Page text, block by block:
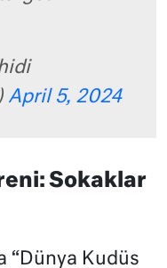
April 5, 2024
Sokaklar
“Dünya Kudüs